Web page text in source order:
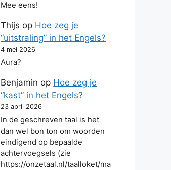
Mee eens!
Thijs op Hoe zeg je
“uitstraling” in het Engels?
4 mei 2026
Aura?
Benjamin op Hoe zeg je
“kast” in het Engels?
23 april 2026
In de geschreven taal is het
dan wel bon ton om woorden
eindigend op bepaalde
achtervoegsels (zie
https://onzetaal.nl/taalloket/ma